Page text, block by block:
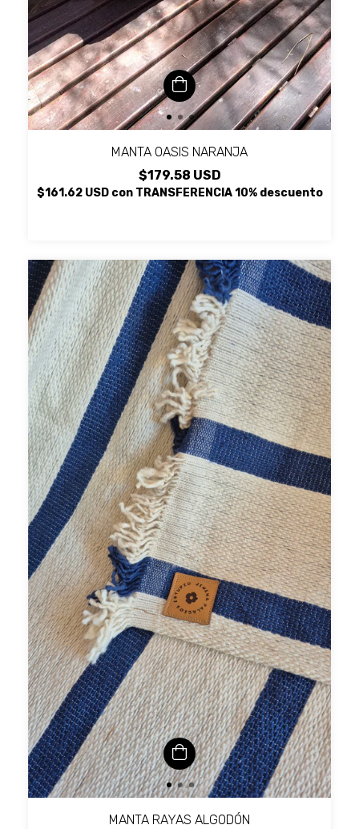
MANTA OASIS NARANJA
$179.58 USD
$161.62 USD con TRANSFERENCIA 10% descuento
MANTA RAYAS ALGODÓN